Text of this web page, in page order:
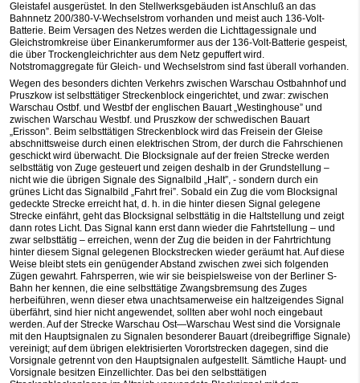
Gleistafel ausgerüstet. In den Stellwerksgebäuden ist Anschluß an das
Bahnnetz 200/380-V-Wechselstrom vorhanden und meist auch 136-Volt-
Batterie. Beim Versagen des Netzes werden die Lichttagessignale und
Gleichstromkreise über Einankerumformer aus der 136-Volt-Batterie gespeist,
die über Trockengleichrichter aus dem Netz gepuffert wird.
Notstromaggregate für Gleich- und Wechselstrom sind fast überall vorhanden.
Wegen des besonders dichten Verkehrs zwischen Warschau Ostbahnhof und
Pruszkow ist selbsttätiger Streckenblock eingerichtet, und zwar: zwischen
Warschau Ostbf. und Westbf der englischen Bauart „Westinghouse” und
zwischen Warschau Westbf. und Pruszkow der schwedischen Bauart
„Erisson”. Beim selbsttätigen Streckenblock wird das Freisein der Gleise
abschnittsweise durch einen elektrischen Strom, der durch die Fahrschienen
geschickt wird überwacht. Die Blocksignale auf der freien Strecke werden
selbsttätig von Zuge gesteuert und zeigen deshalb in der Grundstellung –
nicht wie die übrigen Signale des Signalbild „Halt”, - sondern durch ein
grünes Licht das Signalbild „Fahrt frei”. Sobald ein Zug die vom Blocksignal
gedeckte Strecke erreicht hat, d. h. in die hinter diesen Signal gelegene
Strecke einfährt, geht das Blocksignal selbsttätig in die Haltstellung und zeigt
dann rotes Licht. Das Signal kann erst dann wieder die Fahrtstellung – und
zwar selbsttätig – erreichen, wenn der Zug die beiden in der Fahrtrichtung
hinter diesem Signal gelegenen Blockstrecken wieder geräumt hat. Auf diese
Weise bleibt stets ein genügender Abstand zwischen zwei sich folgenden
Zügen gewahrt. Fahrsperren, wie wir sie beispielsweise von der Berliner S-
Bahn her kennen, die eine selbsttätige Zwangsbremsung des Zuges
herbeiführen, wenn dieser etwa unachtsamerweise ein haltzeigendes Signal
überfährt, sind hier nicht angewendet, sollten aber wohl noch eingebaut
werden. Auf der Strecke Warschau Ost—Warschau West sind die Vorsignale
mit den Hauptsignalen zu Signalen besonderer Bauart (dreibegriffige Signale)
vereinigt; auf dem übrigen elektrisierten Vorortstrecken dagegen, sind die
Vorsignale getrennt von den Hauptsignalen aufgestellt. Sämtliche Haupt- und
Vorsignale besitzen Einzellichter. Das bei den selbsttätigen